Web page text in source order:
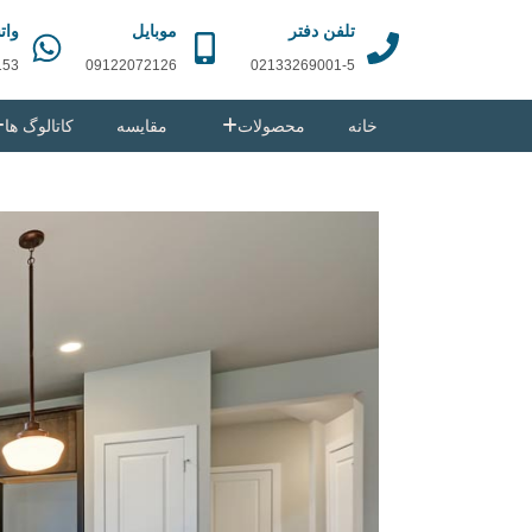
تلفن دفتر
02133269001-5
موبایل
09122072126
خانه محصولات مقایسه کاتالوگ ها